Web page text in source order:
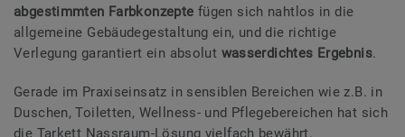
abgestimmten Farbkonzepte fügen sich nahtlos in die
allgemeine Gebäudegestaltung ein, und die richtige
Verlegung garantiert ein absolut wasserdichtes Ergebnis.
Gerade im Praxiseinsatz in sensiblen Bereichen wie z.B. in
Duschen, Toiletten, Wellness- und Pflegebereichen hat sich
die Tarkett Nassraum-Lösung vielfach bewährt.